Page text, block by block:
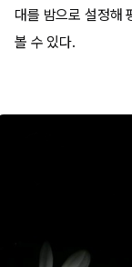
대를 밤으로 설정해
볼 수 있다.